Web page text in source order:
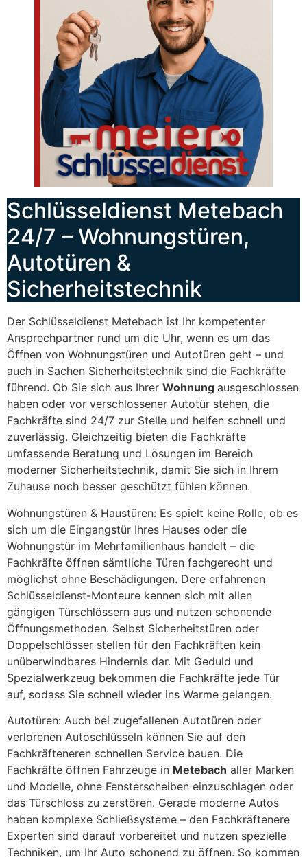
Schlüsseldienst Metebach
24/7 – Wohnungstüren,
Autotüren &
Sicherheitstechnik
Der Schlüsseldienst Metebach ist Ihr kompetenter
Ansprechpartner rund um die Uhr, wenn es um das
Öffnen von Wohnungstüren und Autotüren geht – und
auch in Sachen Sicherheitstechnik sind die Fachkräfte
führend. Ob Sie sich aus Ihrer Wohnung ausgeschlossen
haben oder vor verschlossener Autotür stehen, die
Fachkräfte sind 24/7 zur Stelle und helfen schnell und
zuverlässig. Gleichzeitig bieten die Fachkräfte
umfassende Beratung und Lösungen im Bereich
moderner Sicherheitstechnik, damit Sie sich in Ihrem
Zuhause noch besser geschützt fühlen können.
Wohnungstüren & Haustüren: Es spielt keine Rolle, ob es
sich um die Eingangstür Ihres Hauses oder die
Wohnungstür im Mehrfamilienhaus handelt – die
Fachkräfte öffnen sämtliche Türen fachgerecht und
möglichst ohne Beschädigungen. Dere erfahrenen
Schlüsseldienst-Monteure kennen sich mit allen
gängigen Türschlössern aus und nutzen schonende
Öffnungsmethoden. Selbst Sicherheitstüren oder
Doppelschlösser stellen für den Fachkräften kein
unüberwindbares Hindernis dar. Mit Geduld und
Spezialwerkzeug bekommen die Fachkräfte jede Tür
auf, sodass Sie schnell wieder ins Warme gelangen.
Autotüren: Auch bei zugefallenen Autotüren oder
verlorenen Autoschlüsseln können Sie auf den
Fachkräfteneren schnellen Service bauen. Die
Fachkräfte öffnen Fahrzeuge in Metebach aller Marken
und Modelle, ohne Fensterscheiben einzuschlagen oder
das Türschloss zu zerstören. Gerade moderne Autos
haben komplexe Schließsysteme – den Fachkräftenere
Experten sind darauf vorbereitet und nutzen spezielle
Techniken, um Ihr Auto schonend zu öffnen. So kommen